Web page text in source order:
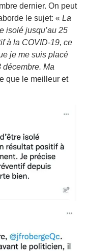
dernier. On peut
le sujet: « La
isolé jusqu’au 25
à la COVID-19, ce
je me suis placé
Ma
que le meilleur et